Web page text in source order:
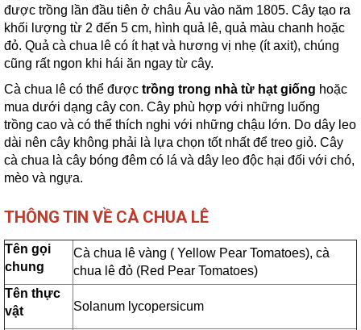
được trồng lần đầu tiên ở châu Âu vào năm 1805. Cây tạo ra
khối lượng từ 2 đến 5 cm, hình quả lê, quả màu chanh hoặc
đỏ. Quả cà chua lê có ít hạt và hương vị nhẹ (ít axit), chúng
cũng rất ngon khi hái ăn ngay từ cây.
Cà chua lê có thể được trồng trong nhà từ hạt giống hoặc
mua dưới dạng cây con. Cây phù hợp với những luống
trồng cao và có thể thích nghi với những chậu lớn. Do dây leo
dài nên cây không phải là lựa chọn tốt nhất để treo giỏ. Cây
cà chua là cây bóng đêm có lá và dây leo độc hại đối với chó,
mèo và ngựa.
THÔNG TIN VỀ CÀ CHUA LÊ
Tên gọi
chung
Cà chua lê vàng ( Yellow Pear Tomatoes), cà
chua lê đỏ (Red Pear Tomatoes)
Tên thực
vật
Solanum lycopersicum